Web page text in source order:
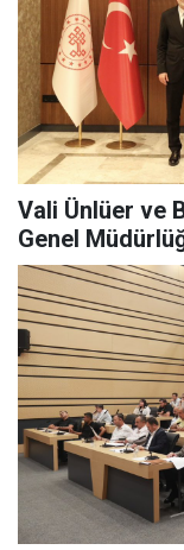
Vali Ünlüer ve
Genel